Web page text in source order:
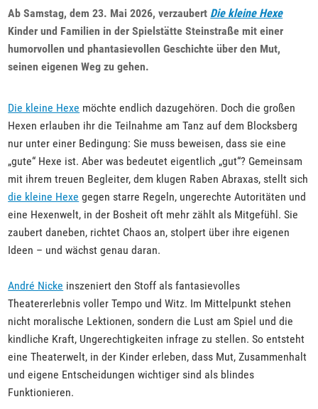
Ab Samstag, dem 23. Mai 2026, verzaubert Die kleine Hexe
Kinder und Familien in der Spielstätte Steinstraße mit einer
humorvollen und phantasievollen Geschichte über den Mut,
seinen eigenen Weg zu gehen.
Die kleine Hexe möchte endlich dazugehören. Doch die großen
Hexen erlauben ihr die Teilnahme am Tanz auf dem Blocksberg
nur unter einer Bedingung: Sie muss beweisen, dass sie eine
„gute“ Hexe ist. Aber was bedeutet eigentlich „gut“? Gemeinsam
mit ihrem treuen Begleiter, dem klugen Raben Abraxas, stellt sich
die kleine Hexe gegen starre Regeln, ungerechte Autoritäten und
eine Hexenwelt, in der Bosheit oft mehr zählt als Mitgefühl. Sie
zaubert daneben, richtet Chaos an, stolpert über ihre eigenen
Ideen – und wächst genau daran.
André Nicke inszeniert den Stoff als fantasievolles
Theatererlebnis voller Tempo und Witz. Im Mittelpunkt stehen
nicht moralische Lektionen, sondern die Lust am Spiel und die
kindliche Kraft, Ungerechtigkeiten infrage zu stellen. So entsteht
eine Theaterwelt, in der Kinder erleben, dass Mut, Zusammenhalt
und eigene Entscheidungen wichtiger sind als blindes
Funktionieren.